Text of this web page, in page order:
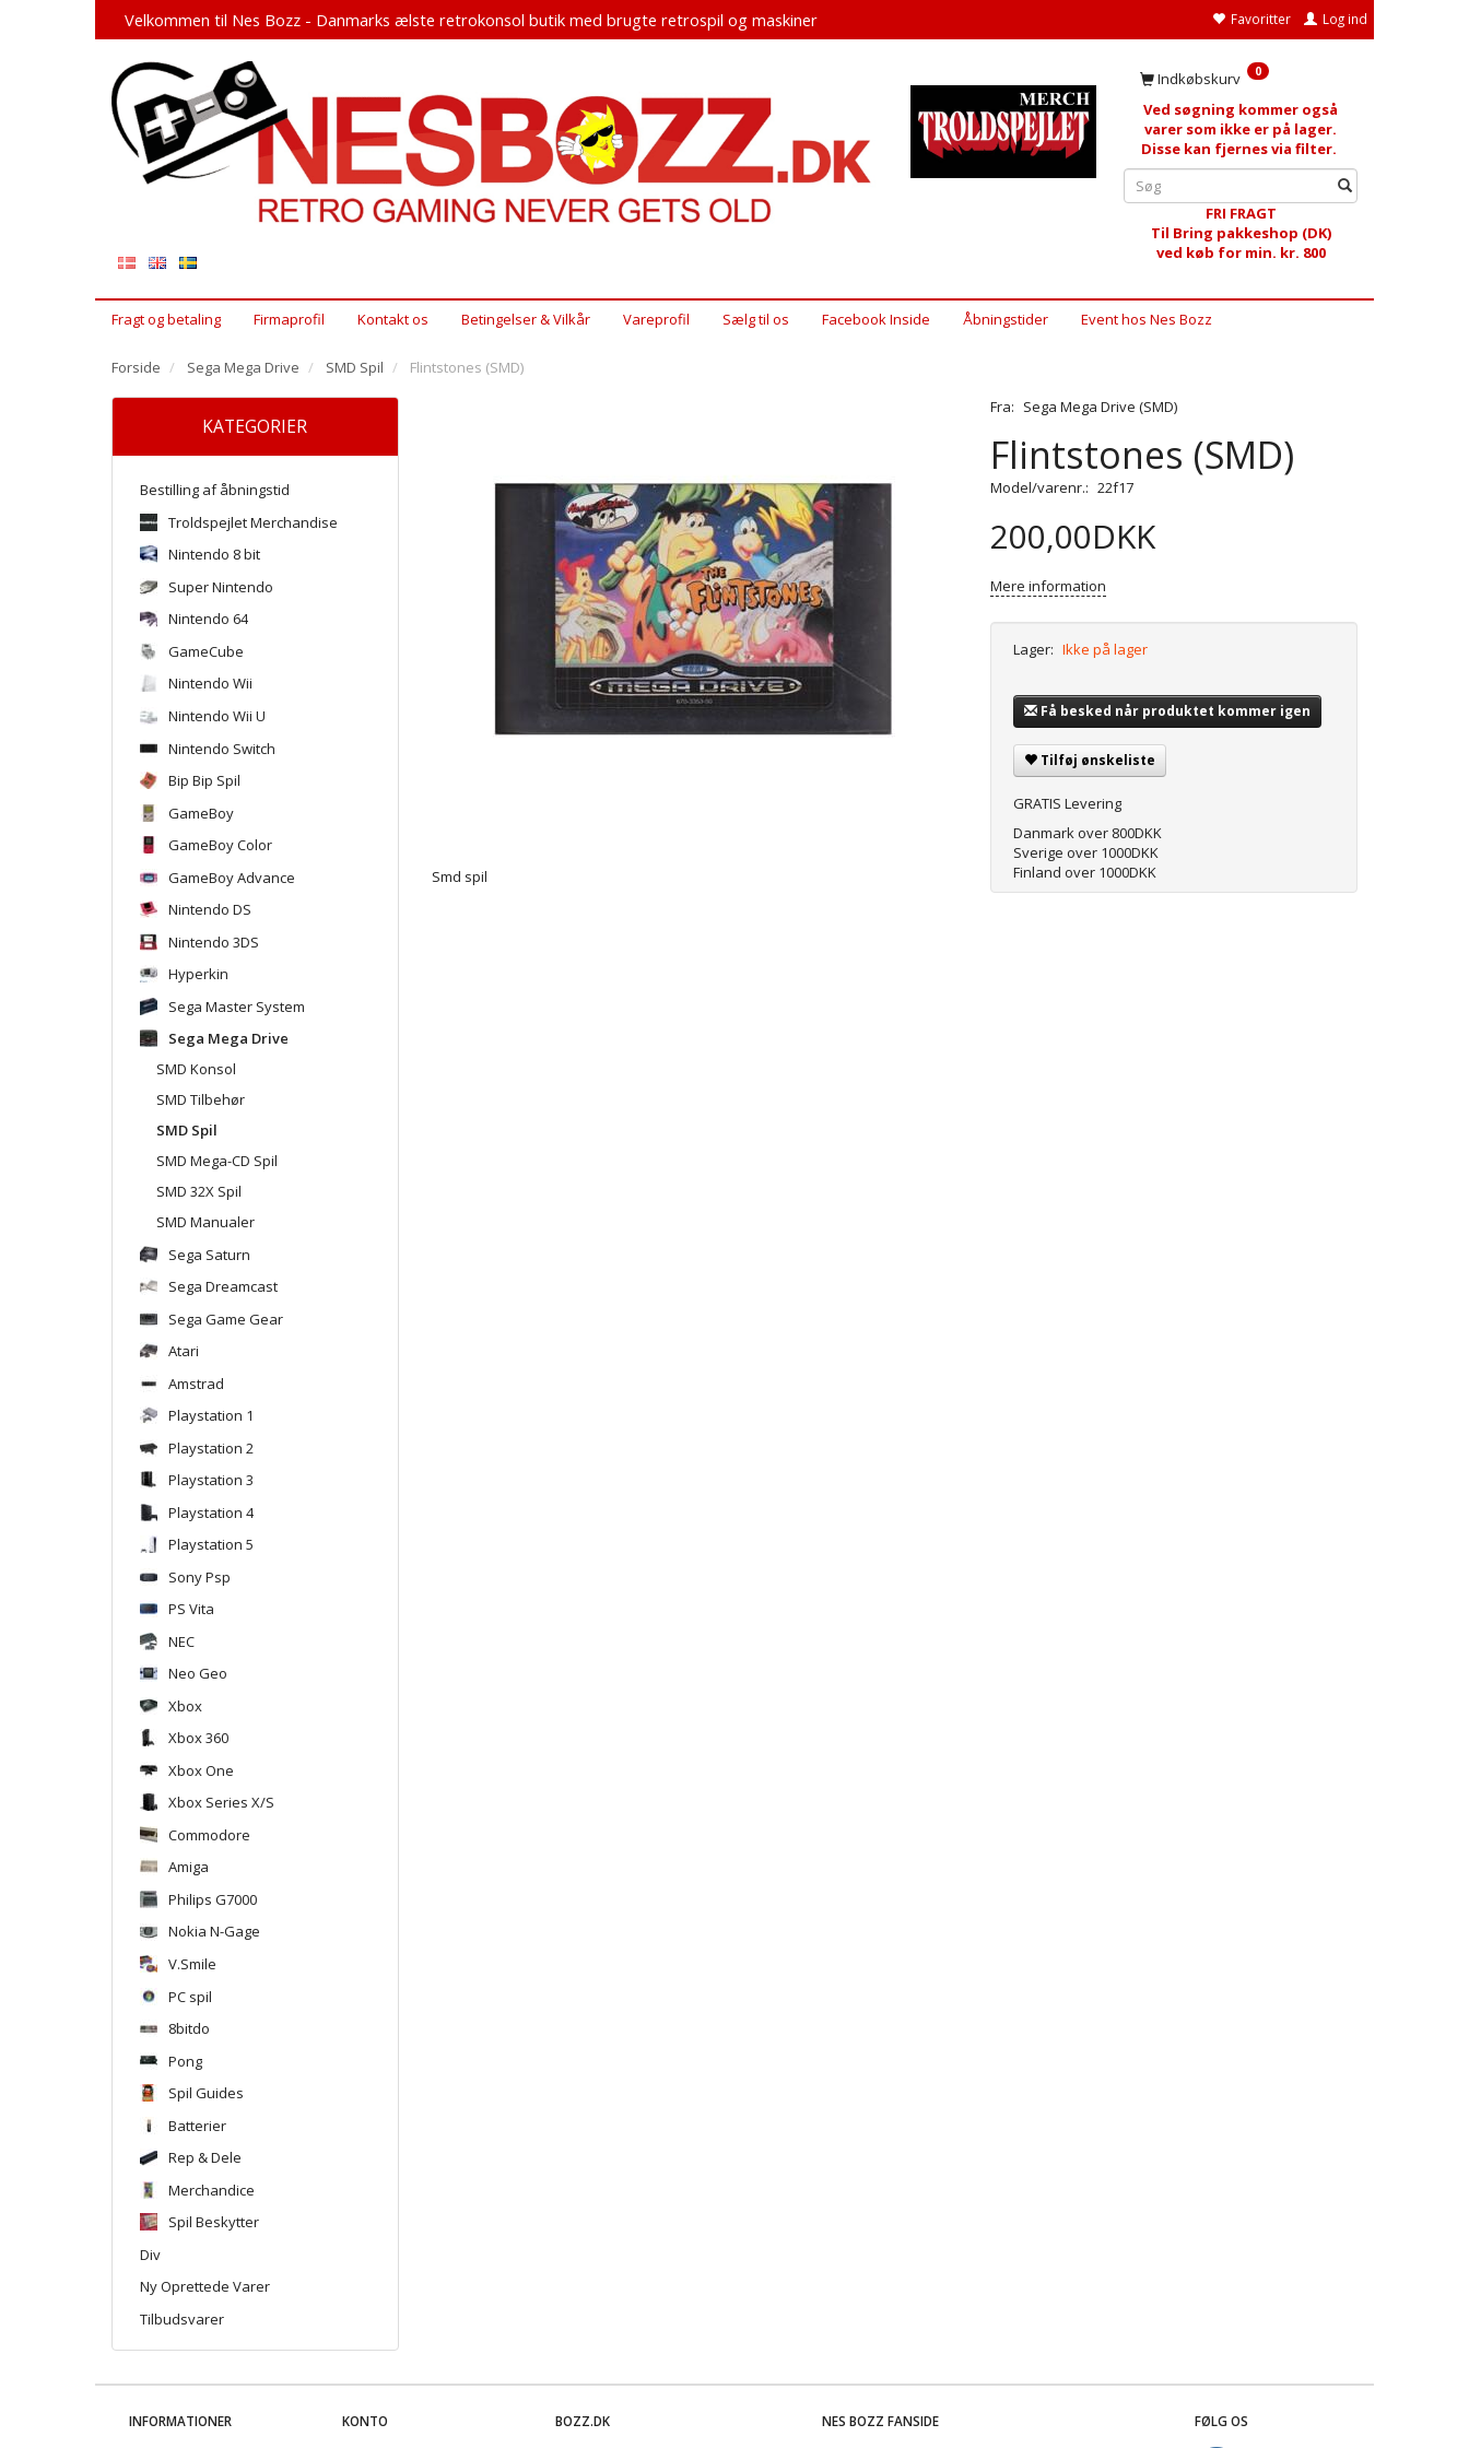
Favoritter Log ind
Velkommen til Nes Bozz - Danmarks ælste retrokonsol butik med brugte retrospil og maskiner
Indkøbskurv 0
Ved søgning kommer også
varer som ikke er på lager.
Disse kan fjernes via filter.
FRI FRAGT
Til Bring pakkeshop (DK)
ved køb for min. kr. 800
Fragt og betaling Firmaprofil Kontakt os Betingelser & Vilkår Vareprofil Sælg til os Facebook Inside Åbningstider Event hos Nes Bozz
Forside Sega Mega Drive SMD Spil Flintstones (SMD)
KATEGORIER
Bestilling af åbningstid
Troldspejlet Merchandise
Nintendo 8 bit
Super Nintendo
Nintendo 64
GameCube
Nintendo Wii
Nintendo Wii U
Nintendo Switch
Bip Bip Spil
GameBoy
GameBoy Color
GameBoy Advance
Nintendo DS
Nintendo 3DS
Hyperkin
Sega Master System
Sega Mega Drive
SMD Konsol
SMD Tilbehør
SMD Spil
SMD Mega-CD Spil
SMD 32X Spil
SMD Manualer
Sega Saturn
Sega Dreamcast
Sega Game Gear
Atari
Amstrad
Playstation 1
Playstation 2
Playstation 3
Playstation 4
Playstation 5
Sony Psp
PS Vita
NEC
Neo Geo
Xbox
Xbox 360
Xbox One
Xbox Series X/S
Commodore
Amiga
Philips G7000
Nokia N-Gage
V.Smile
PC spil
8bitdo
Pong
Spil Guides
Batterier
Rep & Dele
Merchandice
Spil Beskytter
Div
Ny Oprettede Varer
Tilbudsvarer
Smd spil
Fra: Sega Mega Drive (SMD)
Flintstones (SMD)
Model/varenr.: 22f17
200,00DKK
Mere information
Lager: Ikke på lager
Få besked når produktet kommer igen
Tilføj ønskeliste
GRATIS Levering
Danmark over 800DKK
Sverige over 1000DKK
Finland over 1000DKK
INFORMATIONER KONTO
BOZZ.DK
NES BOZZ FANSIDE FØLG OS